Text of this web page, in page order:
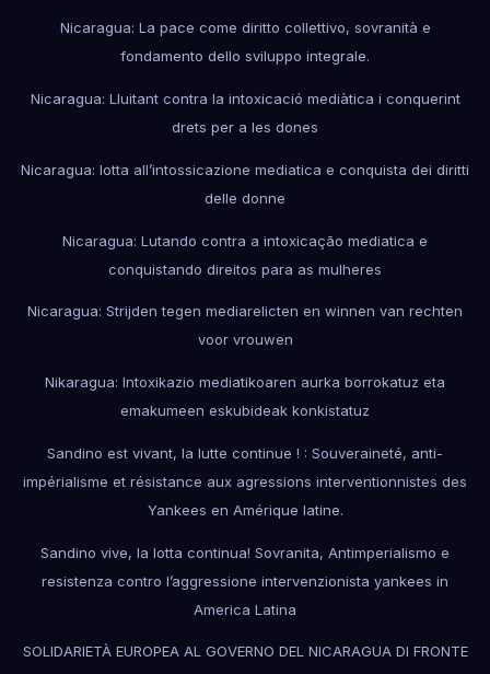
Nicaragua: La pace come diritto collettivo, sovranità e
fondamento dello sviluppo integrale.
Nicaragua: Lluitant contra la intoxicació mediàtica i conquerint
drets per a les dones
Nicaragua: lotta all’intossicazione mediatica e conquista dei diritti
delle donne
Nicaragua: Lutando contra a intoxicação mediatica e
conquistando direitos para as mulheres
Nicaragua: Strijden tegen mediarelicten en winnen van rechten
voor vrouwen
Nikaragua: Intoxikazio mediatikoaren aurka borrokatuz eta
emakumeen eskubideak konkistatuz
Sandino est vivant, la lutte continue ! : Souveraineté, anti-
impérialisme et résistance aux agressions interventionnistes des
Yankees en Amérique latine.
Sandino vive, la lotta continua! Sovranita, Antimperialismo e
resistenza contro l’aggressione intervenzionista yankees in
America Latina
SOLIDARIETÀ EUROPEA AL GOVERNO DEL NICARAGUA DI FRONTE